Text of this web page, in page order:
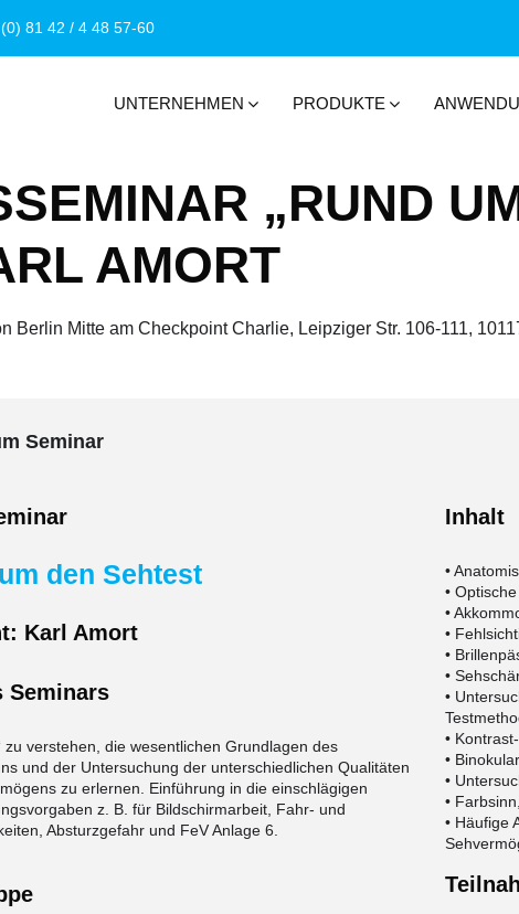
81 42 / 4 48 57-60
UNTERNEHMEN PRODUKTE
„RUND
AMORT
Berlin Mitte am Checkpoint Charlie, Leipziger Str. 106-111,
Seminar
den Sehtest
Karl Amort
Seminars
zu verstehen, die wesentlichen Grundlagen des
und der Untersuchung der unterschiedlichen Qualitäten
zu erlernen. Einführung in die einschlägigen
z. B. für Bildschirmarbeit, Fahr- und
Absturzgefahr und FeV Anlage 6.
Inhalt
•
•
•
•
•
•
•
•
•
•
•
• Häufige